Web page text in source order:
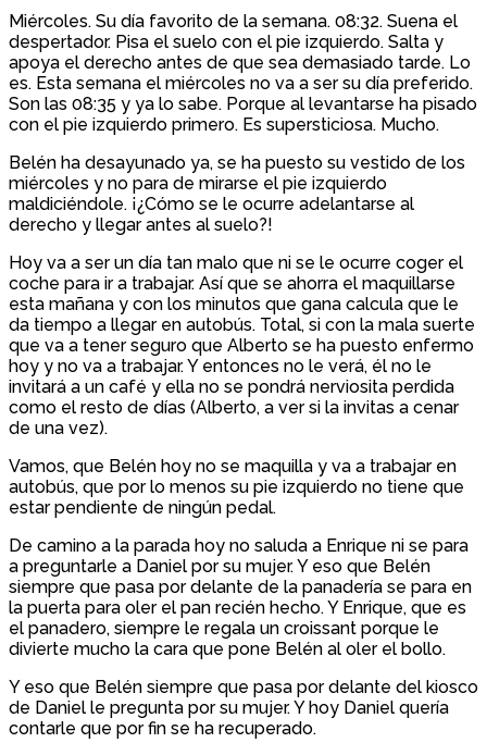
Miércoles. Su día favorito de la semana. 08:32. Suena el
despertador. Pisa el suelo con el pie izquierdo. Salta y
apoya el derecho antes de que sea demasiado tarde. Lo
es. Esta semana el miércoles no va a ser su día preferido.
Son las 08:35 y ya lo sabe. Porque al levantarse ha pisado
con el pie izquierdo primero. Es supersticiosa. Mucho.
Belén ha desayunado ya, se ha puesto su vestido de los
miércoles y no para de mirarse el pie izquierdo
maldiciéndole. ¡¿Cómo se le ocurre adelantarse al
derecho y llegar antes al suelo?!
Hoy va a ser un día tan malo que ni se le ocurre coger el
coche para ir a trabajar. Así que se ahorra el maquillarse
esta mañana y con los minutos que gana calcula que le
da tiempo a llegar en autobús. Total, si con la mala suerte
que va a tener seguro que Alberto se ha puesto enfermo
hoy y no va a trabajar. Y entonces no le verá, él no le
invitará a un café y ella no se pondrá nerviosita perdida
como el resto de días (Alberto, a ver si la invitas a cenar
de una vez).
Vamos, que Belén hoy no se maquilla y va a trabajar en
autobús, que por lo menos su pie izquierdo no tiene que
estar pendiente de ningún pedal.
De camino a la parada hoy no saluda a Enrique ni se para
a preguntarle a Daniel por su mujer. Y eso que Belén
siempre que pasa por delante de la panadería se para en
la puerta para oler el pan recién hecho. Y Enrique, que es
el panadero, siempre le regala un croissant porque le
divierte mucho la cara que pone Belén al oler el bollo.
Y eso que Belén siempre que pasa por delante del kiosco
de Daniel le pregunta por su mujer. Y hoy Daniel quería
contarle que por fin se ha recuperado.